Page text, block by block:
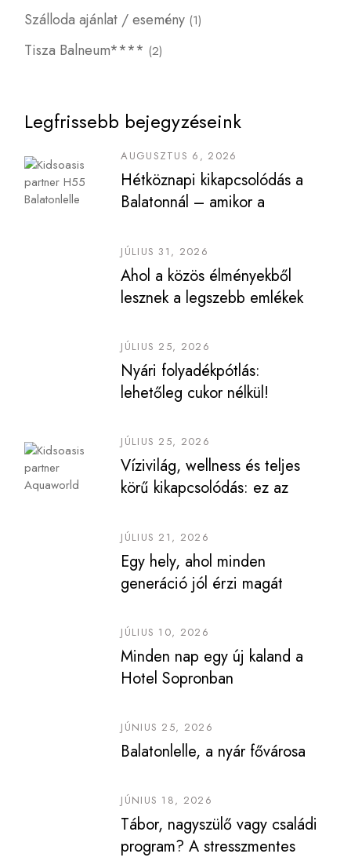
Szálloda ajánlat / esemény (1)
Tisza Balneum**** (2)
Legfrissebb bejegyzéseink
AUGUSZTUS 6, 2026
Hétköznapi kikapcsolódás a
Balatonnál – amikor a
JÚLIUS 31, 2026
Ahol a közös élményekből
lesznek a legszebb emlékek
JÚLIUS 25, 2026
Nyári folyadékpótlás:
lehetőleg cukor nélkül!
JÚLIUS 25, 2026
Vízivilág, wellness és teljes
körű kikapcsolódás: ez az
JÚLIUS 21, 2026
Egy hely, ahol minden
generáció jól érzi magát
JÚLIUS 10, 2026
Minden nap egy új kaland a
Hotel Sopronban
JÚNIUS 25, 2026
Balatonlelle, a nyár fővárosa
JÚNIUS 18, 2026
Tábor, nagyszülő vagy családi
program? A stresszmentes